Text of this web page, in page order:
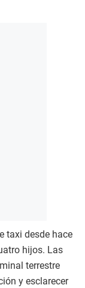
taxi desde hace
hijos. Las
terrestre
y esclarecer